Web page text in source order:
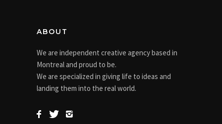
ABOUT
We are independent creative agency based in
Montreal and proud to be.
We are specialized in giving life to ideas and
landing them into the real world.